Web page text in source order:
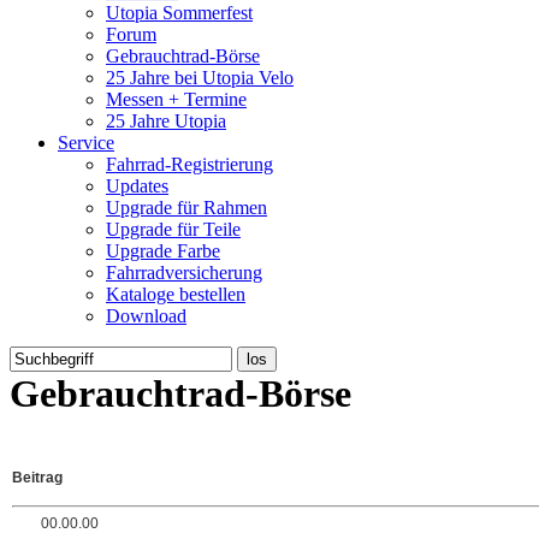
Utopia Sommerfest
Forum
Gebrauchtrad-Börse
25 Jahre bei Utopia Velo
Messen + Termine
25 Jahre Utopia
Service
Fahrrad-Registrierung
Updates
Upgrade für Rahmen
Upgrade für Teile
Upgrade Farbe
Fahrradversicherung
Kataloge bestellen
Download
Gebrauchtrad-Börse
Beitrag
00.00.00